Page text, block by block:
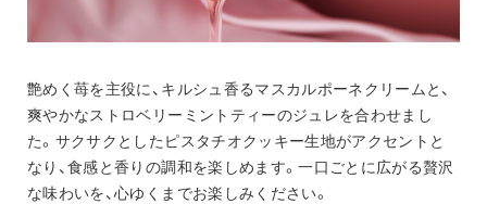
艶めく苺を主役に、キルシュ香るマスカルポーネクリームと、
爽やかなストロベリーミントティーのジュレを合わせまし
た。サクサクとしたピスタチオクッキー生地がアクセントと
なり、食感と香りの調和を楽しめます。一口ごとに広がる贅沢
な味わいを、心ゆくまでお楽しみください。